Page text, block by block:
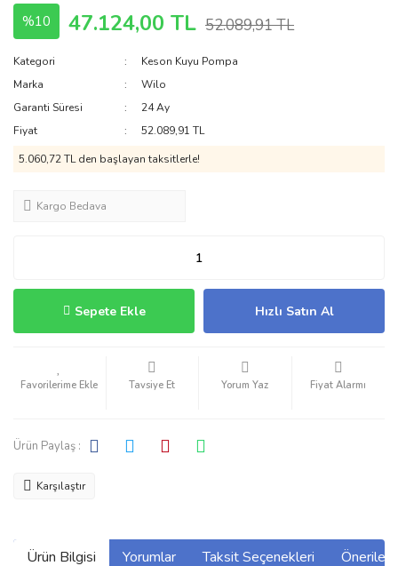
%10 47.124,00 TL 52.089,91 TL
Kategori
Keson Kuyu Pompa
Marka
Wilo
Garanti Süresi
24 Ay
Fiyat
52.089,91 TL
5.060,72 TL den başlayan taksitlerle!
Kargo Bedava
Sepete Ekle Hızlı Satın Al
Tavsiye Et Yorum Yaz Fiyat Alarmı
Ürün Paylaş :
Karşılaştır
Ürün Bilgisi Yorumlar Taksit Seçenekleri